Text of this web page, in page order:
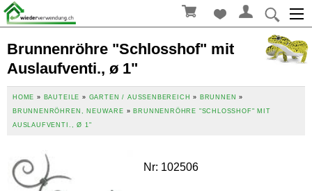
Brunnenröhre "Schlosshof" mit
Auslaufventi., ø 1"
HOME » BAUTEILE » GARTEN / AUSSENBEREICH » BRUNNEN
»
BRUNNENRÖHREN, NEUWARE » BRUNNENRÖHRE "SCHLOSSHOF" MIT
AUSLAUFVENTI., Ø 1"
Nr: 102506